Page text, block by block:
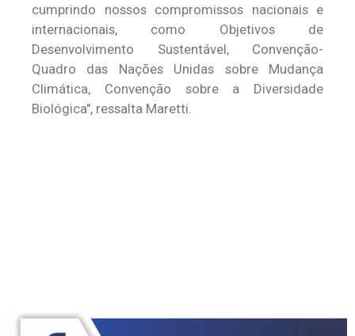
cumprindo nossos compromissos nacionais e
internacionais, como Objetivos de
Desenvolvimento Sustentável, Convenção-
Quadro das Nações Unidas sobre Mudança
Climática, Convenção sobre a Diversidade
Biológica", ressalta Maretti.